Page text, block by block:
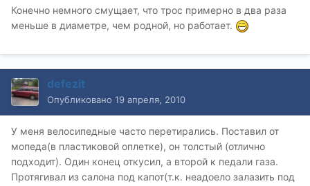
Конечно немного смущает, что трос примерно в два раза
меньше в диаметре, чем родной, но работает.
defezit
Опубликовано 19 апреля, 2010
У меня велосипедные часто перетирались. Поставил от
мопеда(в пластиковой оплетке), он толстый (отлично
подходит). Один конец откусил, а второй к педали газа.
Протягивал из салона под капот(т.к. неадоело залазить под